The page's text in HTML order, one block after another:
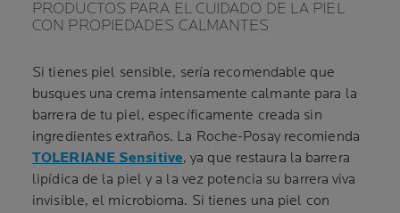
PRODUCTOS PARA EL CUIDADO DE LA PIEL
CON PROPIEDADES CALMANTES
Si tienes piel sensible, sería recomendable que
busques una crema intensamente calmante para la
barrera de tu piel, específicamente creada sin
ingredientes extraños. La Roche-Posay recomienda
TOLERIANE Sensitive, ya que restaura la barrera
lipídica de la piel y a la vez potencia su barrera viva
invisible, el microbioma. Si tienes una piel con